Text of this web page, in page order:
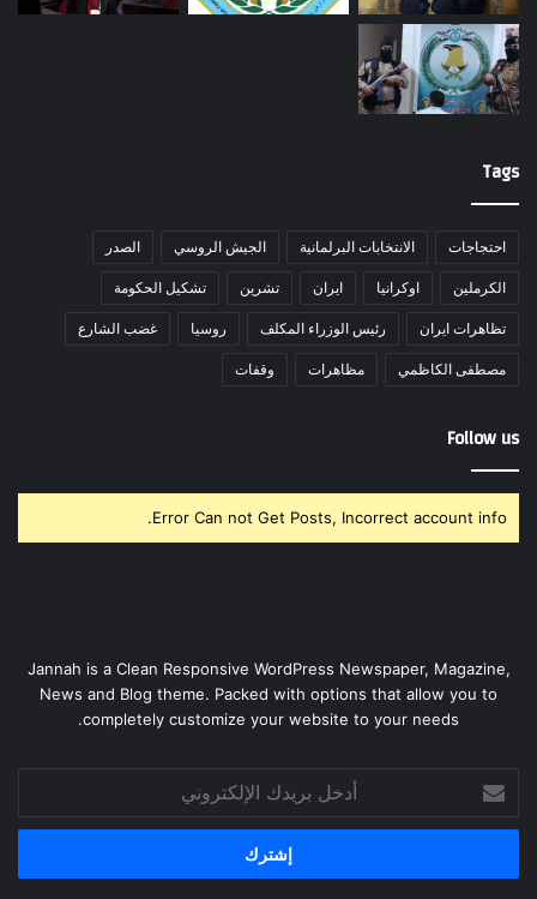
Tags
احتجاجات الانتخابات البرلمانية الجيش الروسي الصدر
الكرملين اوكرانيا ايران تشرين تشكيل الحكومة
تظاهرات ايران رئيس الوزراء المكلف روسيا غضب الشارع
مصطفى الكاظمي مظاهرات وقفات
Follow us
Error Can not Get Posts, Incorrect account info.
Jannah is a Clean Responsive WordPress Newspaper, Magazine,
News and Blog theme. Packed with options that allow you to
completely customize your website to your needs.
بريدك
الإلكتروني